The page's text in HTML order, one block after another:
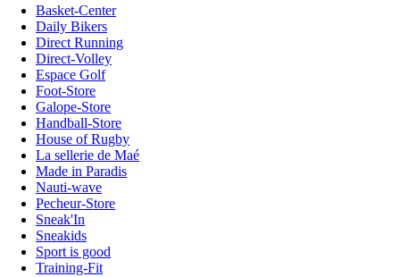
Basket-Center
Daily Bikers
Direct Running
Direct-Volley
Espace Golf
Foot-Store
Galope-Store
Handball-Store
House of Rugby
La sellerie de Maé
Made in Paradis
Nauti-wave
Pecheur-Store
Sneak'In
Sneakids
Sport is good
Training-Fit